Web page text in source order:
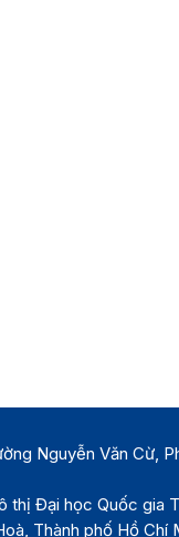
Nguyễn Văn Cừ,
thị Đại học Quốc gia
Thành phố Hồ Chí